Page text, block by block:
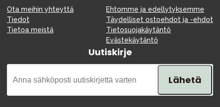
Ota meihin yhteyttä
Tiedot
Tietoa meistä
Ehtomme ja edellytyksemme
Täydelliset ostoehdot ja -ehdot
Tietosuojakäytäntö
Evästekäytäntö
Uutiskirje
Lähetä